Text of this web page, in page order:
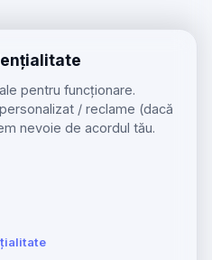
pentru funcționare.
/ reclame (dacă
nevoie de acordul tău.